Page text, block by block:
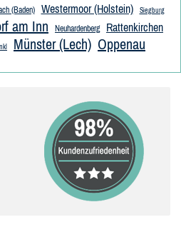
(Baden) Westermoor (Holstein) Siegburg
am Inn Neuhardenberg Rattenkirchen
Münster (Lech) Oppenau